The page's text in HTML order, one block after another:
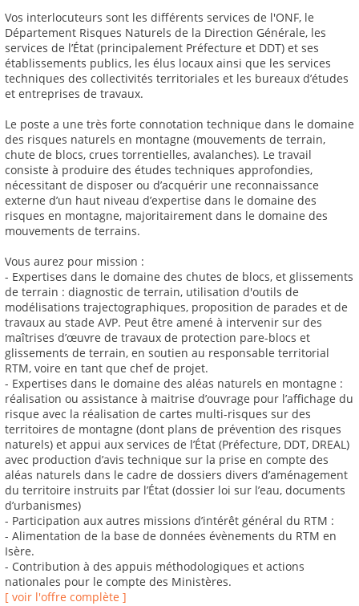
Vos interlocuteurs sont les différents services de l'ONF, le
Département Risques Naturels de la Direction Générale, les
services de l’État (principalement Préfecture et DDT) et ses
établissements publics, les élus locaux ainsi que les services
techniques des collectivités territoriales et les bureaux d’études
et entreprises de travaux.
Le poste a une très forte connotation technique dans le domaine
des risques naturels en montagne (mouvements de terrain,
chute de blocs, crues torrentielles, avalanches). Le travail
consiste à produire des études techniques approfondies,
nécessitant de disposer ou d’acquérir une reconnaissance
externe d’un haut niveau d’expertise dans le domaine des
risques en montagne, majoritairement dans le domaine des
mouvements de terrains.
Vous aurez pour mission :
- Expertises dans le domaine des chutes de blocs, et glissements
de terrain : diagnostic de terrain, utilisation d'outils de
modélisations trajectographiques, proposition de parades et de
travaux au stade AVP. Peut être amené à intervenir sur des
maîtrises d’œuvre de travaux de protection pare-blocs et
glissements de terrain, en soutien au responsable territorial
RTM, voire en tant que chef de projet.
- Expertises dans le domaine des aléas naturels en montagne :
réalisation ou assistance à maitrise d’ouvrage pour l’affichage du
risque avec la réalisation de cartes multi-risques sur des
territoires de montagne (dont plans de prévention des risques
naturels) et appui aux services de l’État (Préfecture, DDT, DREAL)
avec production d’avis technique sur la prise en compte des
aléas naturels dans le cadre de dossiers divers d’aménagement
du territoire instruits par l’État (dossier loi sur l’eau, documents
d’urbanismes)
- Participation aux autres missions d’intérêt général du RTM :
- Alimentation de la base de données évènements du RTM en
Isère.
- Contribution à des appuis méthodologiques et actions
nationales pour le compte des Ministères.
[ voir l'offre complète ]